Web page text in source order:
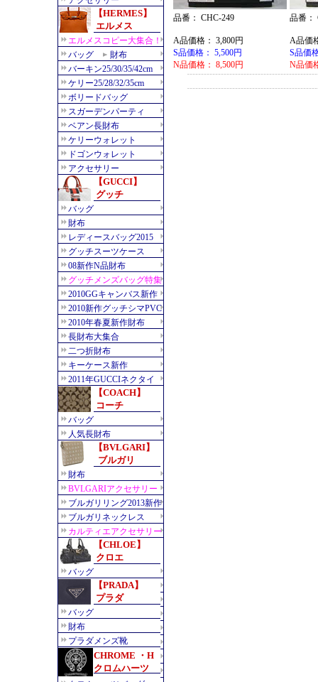
品番： CHC-249
A品価格： 3,800円
S品価格： 5,500円
N品価格： 8,500円
品番：
A品価
S品価
N品価